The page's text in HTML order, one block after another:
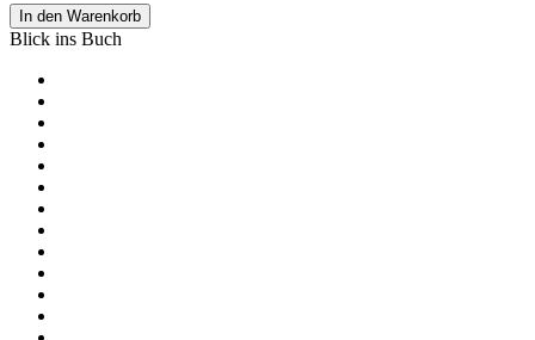
In den Warenkorb
Blick ins Buch